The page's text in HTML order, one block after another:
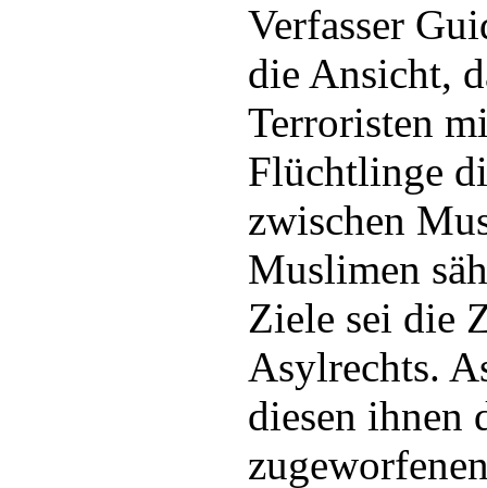
Verfasser
die Ansicht,
Terroristen
Flüchtlinge
zwischen
Muslimen
Ziele sei die
Asylrechts.
diesen ihnen